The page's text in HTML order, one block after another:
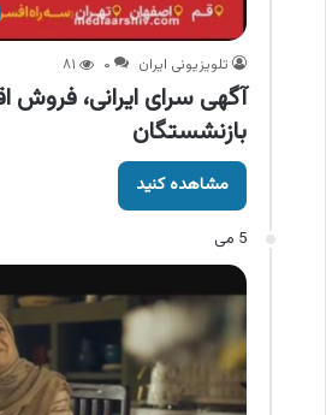
تلویزیونی ایران ۰ ۸۱
آگهی سرای ایرانی، فروش
بازنشستگان
مشاهده کنید
5 می